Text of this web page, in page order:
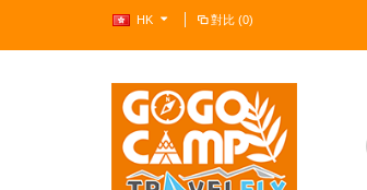
HK 對比 (0)